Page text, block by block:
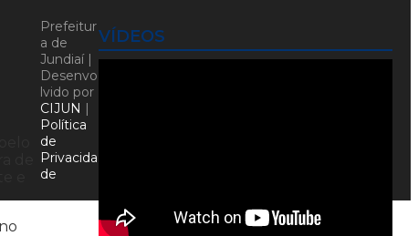
VÍDEOS
Prefeitur
a de
Jundiaí |
Desenvo
lvido por
CIJUN |
Política
de
Privacida
de